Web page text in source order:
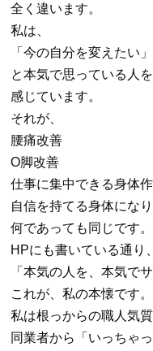
全く違います。
私は、
「今の自分を変えたい」
と本気で思っている人
感じています。
それが、
腰痛改善
O脚改善
仕事に集中できる身体作
自信を持てる身体にな
何であっても同じです。
HPにも書いている通り、
「本気の人を、本気で
これが、私の本懐です。
私は根っからの職人気質
同業者から「いっちゃ